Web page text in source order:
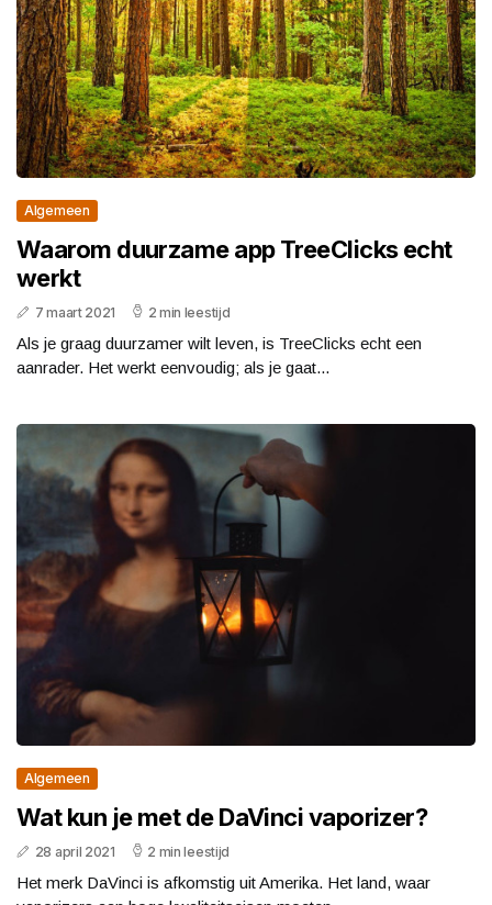
Algemeen
Waarom duurzame app TreeClicks echt
werkt
7 maart 2021 2 min leestijd
Als je graag duurzamer wilt leven, is TreeClicks echt een
aanrader. Het werkt eenvoudig; als je gaat...
Algemeen
Wat kun je met de DaVinci vaporizer?
28 april 2021 2 min leestijd
Het merk DaVinci is afkomstig uit Amerika. Het land, waar